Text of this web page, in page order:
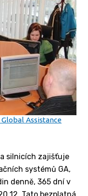
Assistance
silnicích zajišťuje
systémů GA,
denně, 365 dní v
12. Tato bezplatná